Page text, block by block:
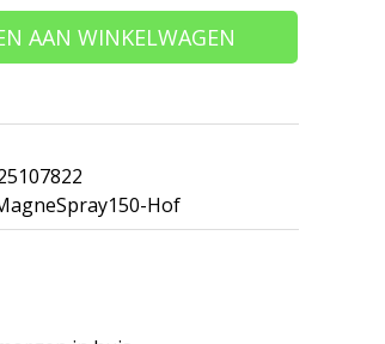
AAN WINKELWAGEN
Hof